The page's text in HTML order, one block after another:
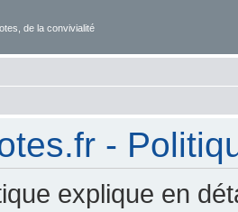
de la convivialité
-
explique en